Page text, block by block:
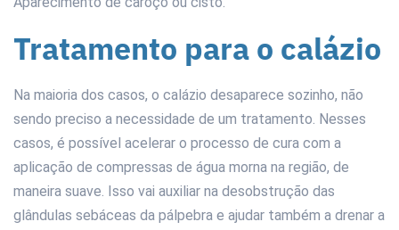
Tratamento para o calázio
Na maioria dos casos, o calázio desaparece sozinho, não
sendo preciso a necessidade de um tratamento. Nesses
casos, é possível acelerar o processo de cura com a
aplicação de compressas de água morna na região, de
maneira suave. Isso vai auxiliar na desobstrução das
glândulas sebáceas da pálpebra e ajudar também a drenar a